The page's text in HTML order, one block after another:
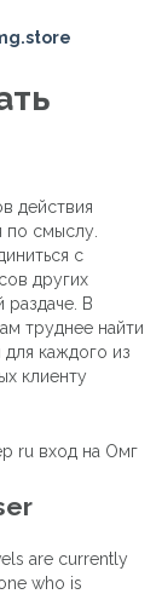
действия
по смыслу.
с
других
раздаче. В
труднее найти
каждого из
клиенту
are currently
who is